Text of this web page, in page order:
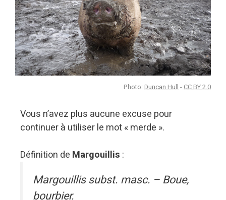
Photo: Duncan Hull - CC BY 2.0
Vous n’avez plus aucune excuse pour
continuer à utiliser le mot « merde ».
Définition de Margouillis :
Margouillis subst. masc. – Boue,
bourbier.